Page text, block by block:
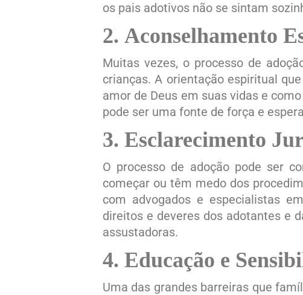
os pais adotivos não se sintam
2. Aconselhamento
Muitas vezes, o processo de
crianças. A orientação espiritual
amor de Deus em suas vidas e
pode ser uma fonte de força e
3. Esclarecimento
O processo de adoção pode ser
começar ou têm medo dos
com advogados e especialistas
direitos e deveres dos adotantes e
assustadoras.
4. Educação e
Uma das grandes barreiras que